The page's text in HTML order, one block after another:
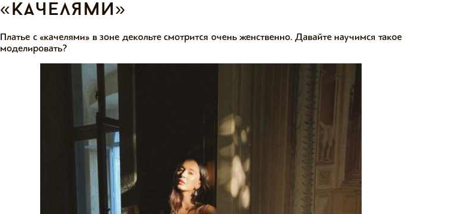
«качелями»
Платье с «качелями» в зоне декольте смотрится очень женственно. Давайте научимся такое
моделировать?